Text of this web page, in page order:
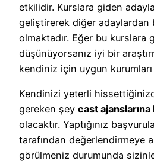
etkilidir. Kurslara giden
geliştirerek diğer adaylardan
olmaktadır. Eğer bu kurslara
düşünüyorsanız iyi bir
kendiniz için uygun kurumları
Kendinizi yeterli
gereken şey cast
olacaktır. Yaptığınız
tarafından değerlendirmeye
görülmeniz durumunda